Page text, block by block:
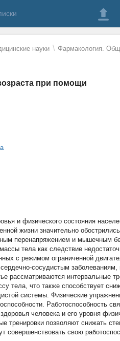
науки \ Фармакология.
при помощи
и физического состояния
жизни значительно
перенапряжением и мышечным
тела как следствие
с режимом ограниченной
сосудистым
рассматриваются интервальные
тела, что также способствует
системы. Физические
Работоспособность
человека и его уровня
тренировки позволяют снижать
свою